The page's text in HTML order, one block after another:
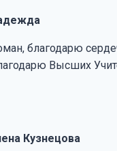
благодарю
Высших
Кузнецова